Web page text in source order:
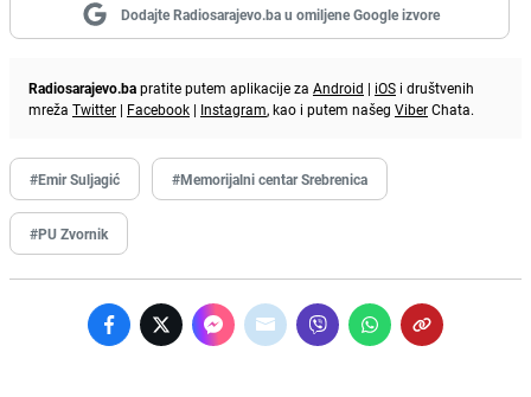
Dodajte Radiosarajevo.ba u omiljene Google izvore
Radiosarajevo.bapratite putem aplikacije za Android | iOS i društvenih
mreža Twitter | Facebook | Instagram, kao i putem našeg ViberChata.
#Emir Suljagić #Memorijalni centar Srebrenica
#PU Zvornik